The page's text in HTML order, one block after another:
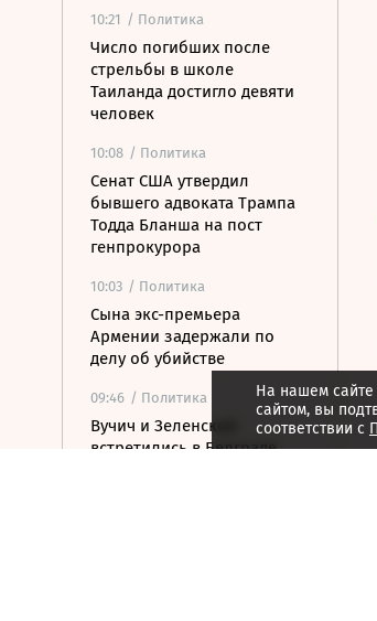
10:21 / Политика
Число погибших после
стрельбы в школе
Таиланда достигло девяти
человек
10:08 / Политика
Сенат США утвердил
бывшего адвоката Трампа
Тодда Бланша на пост
генпрокурора
10:03 / Политика
Сына экс-премьера
Армении задержали по
делу об убийстве
09:46 / Политика
Вучич и Зеленский
встретились в Белграде
На нашем сайте
сайтом, вы
соответствии с